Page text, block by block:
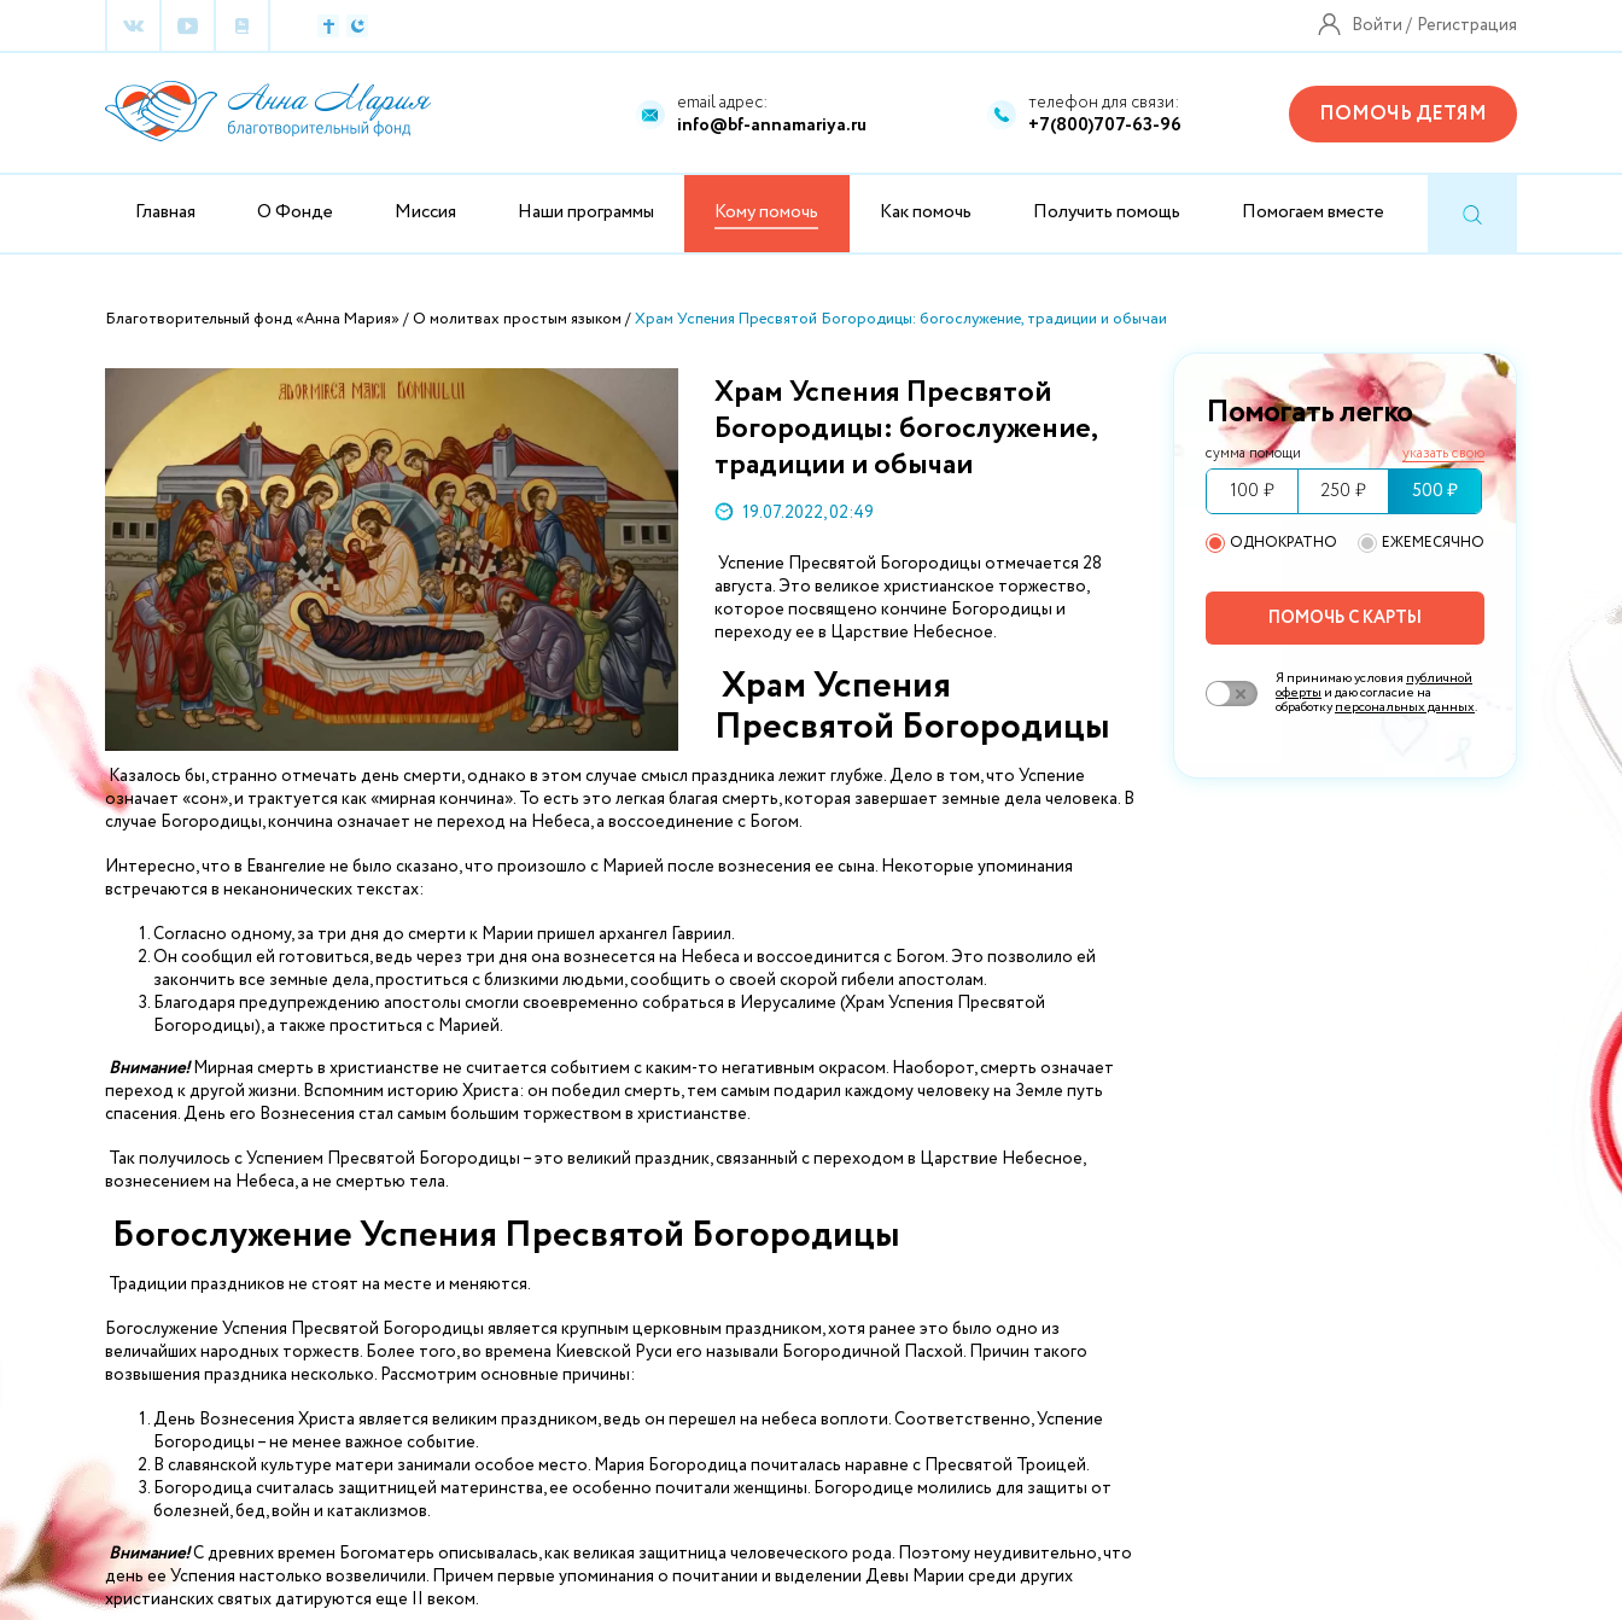
Войти Регистрация
email адрес:
info@bf-annamariya.ru
телефон для связи:
+7(800)707-63-96 ПОМОЧЬ ДЕТЯМ
Главная О Фонде Миссия Наши программы Кому помочь Как помочь Получить помощь Помогаем вместе
Благотворительный фонд «Анна Мария» О молитвах простым языком Храм Успения Пресвятой Богородицы: богослужение, традиции и обычаи
Помогать легко
сумма помощи указать свою
100 ₽ 250 ₽ 500 ₽
ОДНОКРАТНО ЕЖЕМЕСЯЧНО
ПОМОЧЬ С КАРТЫ
Я принимаю условия публичной
оферты и даю согласие на
обработкуперсональных данных.
Храм Успения Пресвятой
Богородицы: богослужение,
традиции и обычаи
19.07.2022, 02:49
Успение Пресвятой Богородицы отмечается 28
августа. Это великое христианское торжество,
которое посвящено кончине Богородицы и
переходу ее в Царствие Небесное.
Храм Успения
Пресвятой Богородицы
Казалось бы, странно отмечать день смерти, однако в этом случае смысл праздника лежит глубже. Дело в том, что Успение
означает «сон», и трактуется как «мирная кончина». То есть это легкая благая смерть, которая завершает земные дела человека. В
случае Богородицы, кончина означает не переход на Небеса, а воссоединение с Богом.
Интересно, что в Евангелие не было сказано, что произошло с Марией после вознесения ее сына. Некоторые упоминания
встречаются в неканонических текстах:
Согласно одному, за три дня до смерти к Марии пришел архангел Гавриил.
Он сообщил ей готовиться, ведь через три дня она вознесется на Небеса и воссоединится с Богом. Это позволило ей
закончить все земные дела, проститься с близкими людьми, сообщить о своей скорой гибели апостолам.
Благодаря предупреждению апостолы смогли своевременно собраться в Иерусалиме (Храм Успения Пресвятой
Богородицы), а также проститься с Марией.
Внимание!Мирная смерть в христианстве не считается событием с каким-то негативным окрасом. Наоборот, смерть означает
переход к другой жизни. Вспомним историю Христа: он победил смерть, тем самым подарил каждому человеку на Земле путь
спасения. День его Вознесения стал самым большим торжеством в христианстве.
Так получилось с Успением Пресвятой Богородицы – это великий праздник, связанный с переходом в Царствие Небесное,
вознесением на Небеса, а не смертью тела.
Богослужение Успения Пресвятой Богородицы
Традиции праздников не стоят на месте и меняются.
Богослужение Успения Пресвятой Богородицы является крупным церковным праздником, хотя ранее это было одно из
величайших народных торжеств. Более того, во времена Киевской Руси его называли Богородичной Пасхой. Причин такого
возвышения праздника несколько. Рассмотрим основные причины:
День Вознесения Христа является великим праздником, ведь он перешел на небеса воплоти. Соответственно, Успение
Богородицы – не менее важное событие.
В славянской культуре матери занимали особое место. Мария Богородица почиталась наравне с Пресвятой Троицей.
Богородица считалась защитницей материнства, ее особенно почитали женщины. Богородице молились для защиты от
болезней, бед, войн и катаклизмов.
Внимание!С древних времен Богоматерь описывалась, как великая защитница человеческого рода. Поэтому неудивительно, что
день ее Успения настолько возвеличили. Причем первые упоминания о почитании и выделении Девы Марии среди других
христианских святых датируются еще II веком.